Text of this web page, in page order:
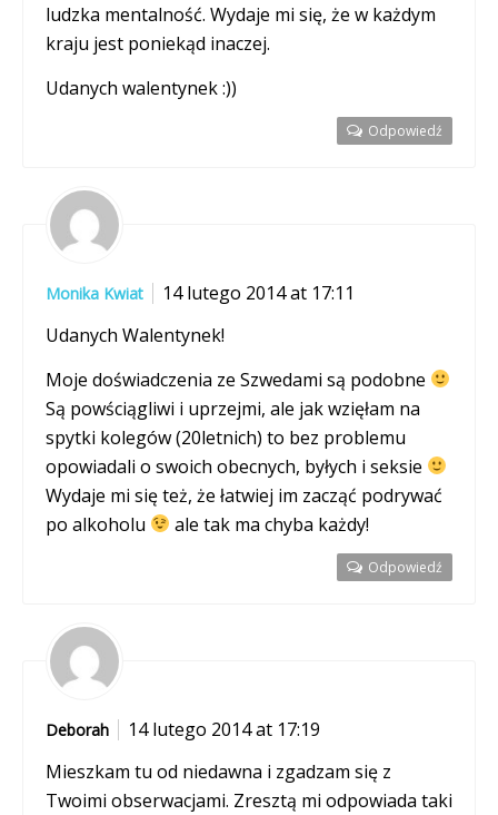
ludzka mentalność. Wydaje mi się, że w każdym
kraju jest poniekąd inaczej.
Udanych walentynek :))
Odpowiedź
Monika Kwiat
14 lutego 2014 at 17:11
Udanych Walentynek!
Moje doświadczenia ze Szwedami są podobne
Są powściągliwi i uprzejmi, ale jak wzięłam na
spytki kolegów (20letnich) to bez problemu
opowiadali o swoich obecnych, byłych i seksie
Wydaje mi się też, że łatwiej im zacząć podrywać
po alkoholu
ale tak ma chyba każdy!
Odpowiedź
Deborah
14 lutego 2014 at 17:19
Mieszkam tu od niedawna i zgadzam się z
Twoimi obserwacjami. Zresztą mi odpowiada taki